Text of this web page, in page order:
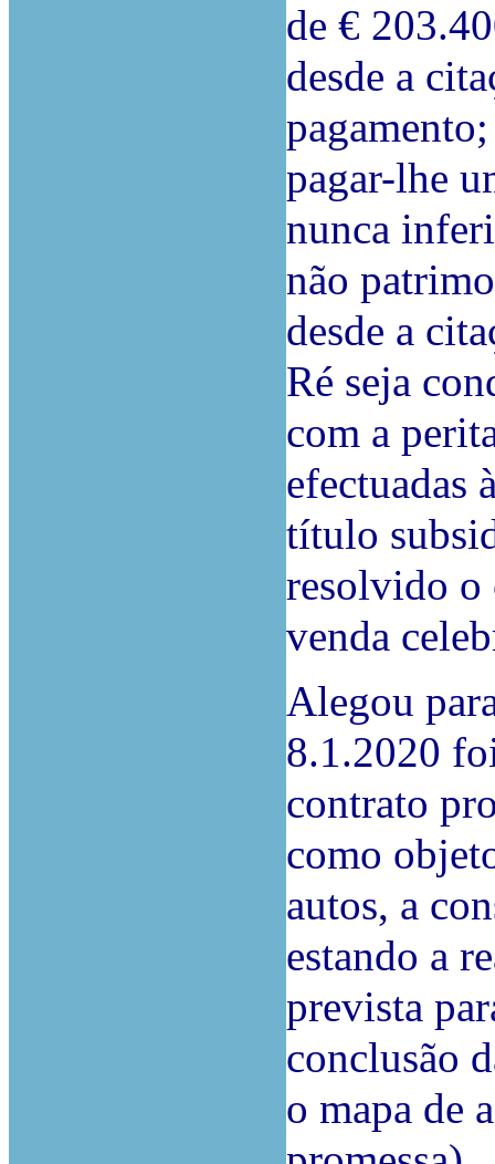
de €
desde a
pagar-lhe
nunca
não
desde a
Ré seja
com a
efectuadas
título
resolvido o
venda
Alegou
8.1.2020
contrato
como
autos, a
estando a
prevista
conclusão
o mapa de